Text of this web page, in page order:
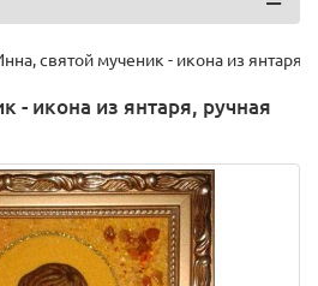
святой мученик - икона из янтаря,
- икона из янтаря, ручная